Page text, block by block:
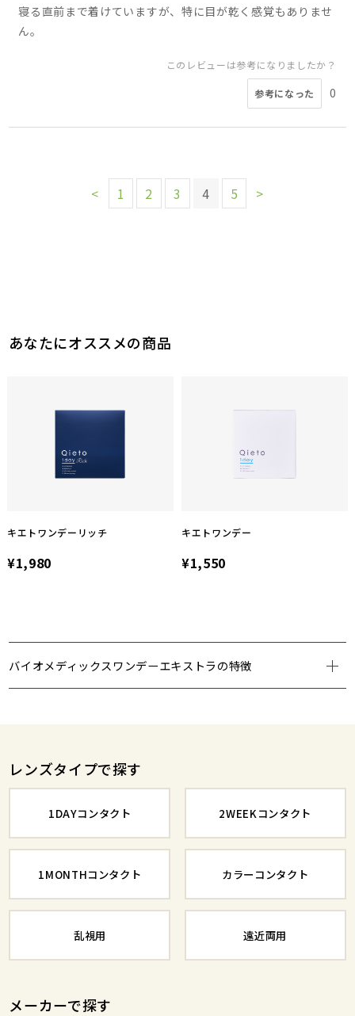
寝る直前まで着けていますが、特に目が乾く感覚もありませ
ん。
このレビューは参考になりましたか？
参考になった 0
< 1 2 3 4 5 >
あなたにオススメの商品
キエトワンデーリッチ
¥1,980
キエトワンデー
¥1,550
バイオメディックスワンデーエキストラの特徴
レンズタイプで探す
1DAYコンタクト 2WEEKコンタクト
1MONTHコンタクト カラーコンタクト
乱視用 遠近両用
メーカーで探す